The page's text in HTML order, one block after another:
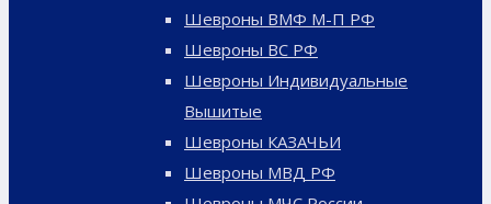
Шевроны ВМФ М-П РФ
Шевроны ВС РФ
Шевроны Индивидуальные
Вышитые
Шевроны КАЗАЧЬИ
Шевроны МВД РФ